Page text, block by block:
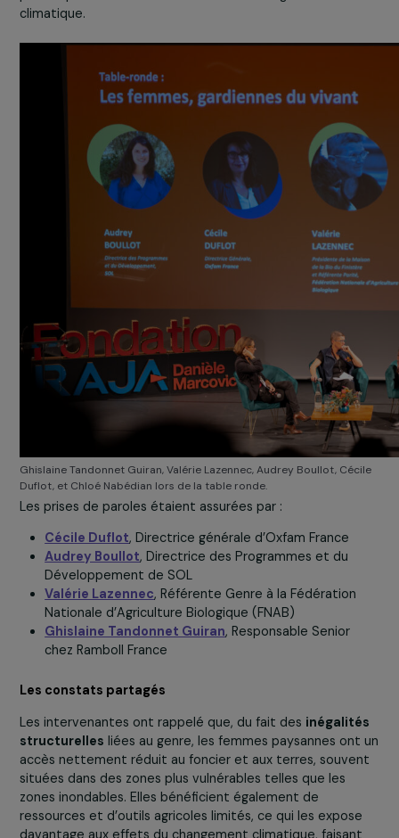
Une table ronde pour (re)penser
l’avenir :Les femmes, gardiennes du
Ce moment clé de la soirée, animé par la journaliste
Nabédian, a réuni plusieurs expertes pour soulignerle
indissociable entre agriculture, agroécologie et
émancipation des femmes: ces pratiques agricoles
permettent aux femmes de gagner en autonomie,
que ce sont précisément leurs initiatives qui favorisent
l’émergence d’alternatives durables
aux modèles
agricoles conventionnels. Par leur engagement, les
jouent un rôle essentiel dans la protection de
l’environnement et la construction de systèmes
plus respectueux et résilients face au changement
climatique.